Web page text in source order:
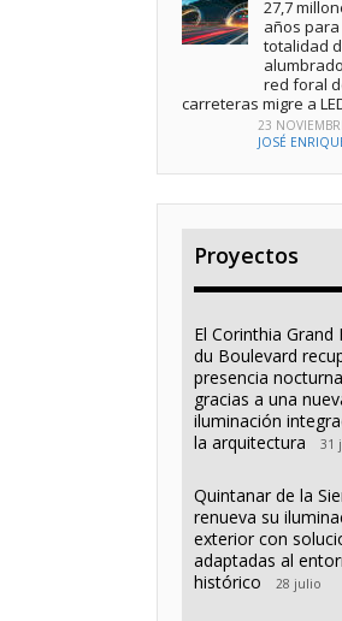
27,7
años
totalidad
red foral
carreteras migre a
23
JOSÉ
Proyectos
El Corinthia Grand
du Boulevard
presencia nocturna
gracias a una
iluminación
la arquitectura
31
Quintanar de la
renueva su
exterior con
adaptadas al
histórico
28 julio